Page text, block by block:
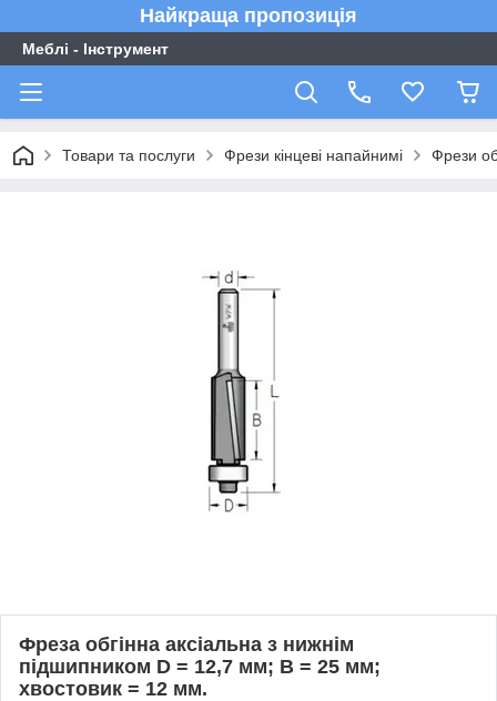
Найкраща пропозиція
Меблі - Інструмент
Товари та послуги Фрези кінцеві напайнимі Фрези
Фреза обгінна аксіальна з нижнім
підшипником D = 12,7 мм; В = 25 мм;
хвостовик = 12 мм.